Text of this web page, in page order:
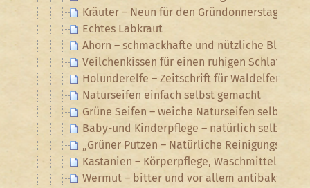
Kräuter – Neun für den Gründonnerstag
Echtes Labkraut
Ahorn – schmackhafte und nützliche Blüten
Veilchenkissen für einen ruhigen Schlaf
Holunderelfe – Zeitschrift für Waldelfen,
Naturseifen einfach selbst gemacht
Grüne Seifen – weiche Naturseifen selbst
Baby-und Kinderpflege – natürlich selbst
„Grüner Putzen – Natürliche
Kastanien – Körperpflege, Waschmittel,
Wermut – bitter und vor allem antibakteriell